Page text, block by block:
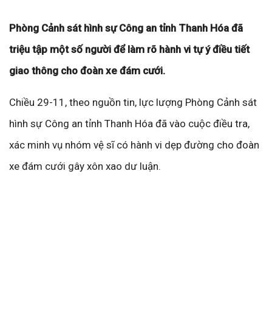
Phòng Cảnh sát hình sự Công an tỉnh Thanh Hóa đã
triệu tập một số người để làm rõ hành vi tự ý điều tiết
giao thông cho đoàn xe đám cưới.
Chiều 29-11, theo nguồn tin, lực lượng Phòng Cảnh sát
hình sự Công an tỉnh Thanh Hóa đã vào cuộc điều tra,
xác minh vụ nhóm vệ sĩ có hành vi dẹp đường cho đoàn
xe đám cưới gây xôn xao dư luận.